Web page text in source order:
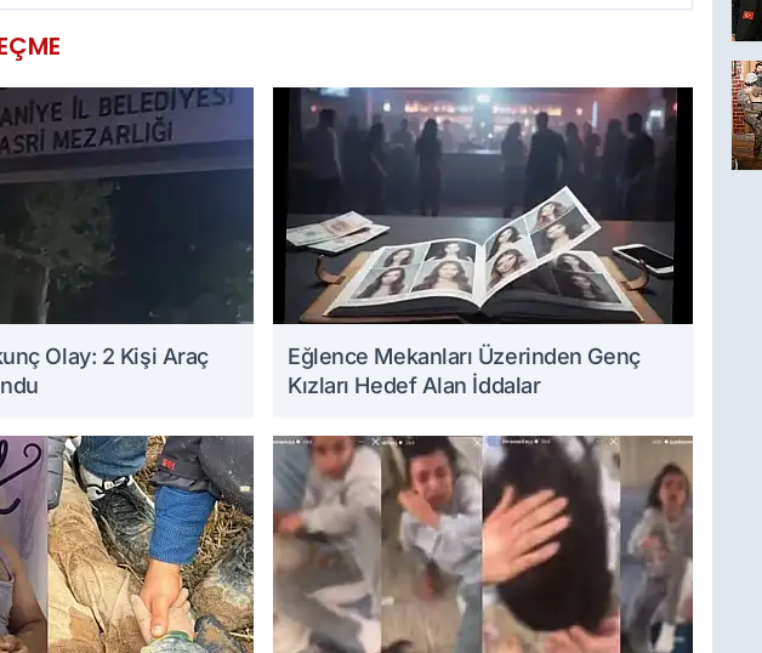
Olay: 2 Kişi Araç
Eğlence Mekanları Üzerinden Genç
Kızları Hedef Alan İddalar